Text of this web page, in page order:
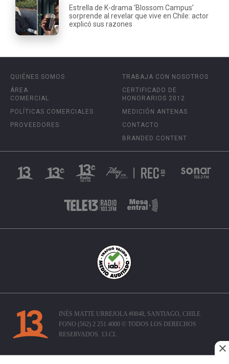
Estrella de K-drama ‘Blossom Campus’
sorprende al revelar que vive en Chile: actor
explicó sus razones
QUIÉNES SOMOS
ÁREA
COMERCIAL
POLÍTICAS COMERCIALES
PROVEEDORES
TRABAJA CON NOSOTROS
CERTIFICADO DE
HONORARIOS 2012
MEDICIÓN ANTENAS
CONTACTO
BRANDED CONTENT
INÉS MATTE URREJOLA #0848, SANTIAGO, CHILE
FONO (562) 2 251 4000 © TODOS LOS DERECHOS
RESERVADOS. 13.CL